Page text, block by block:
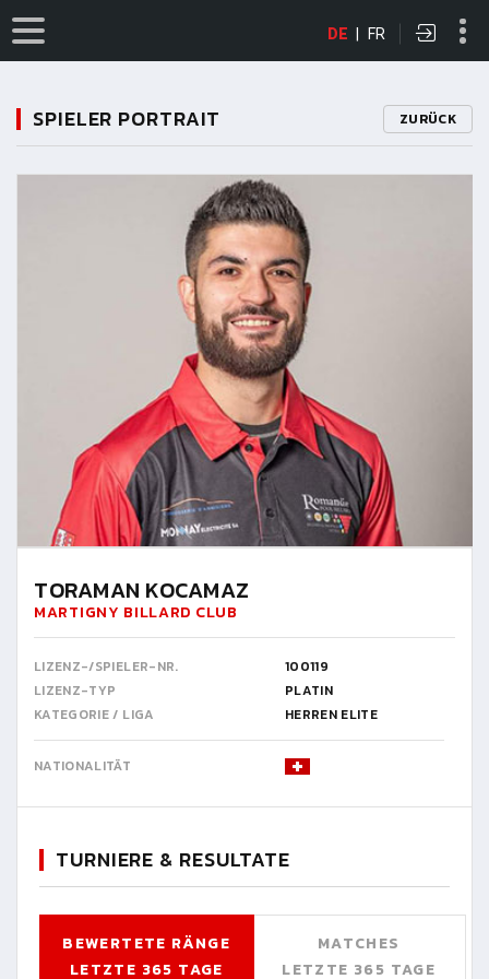
DE | FR
SPIELER PORTRAIT ZURÜCK
TORAMAN KOCAMAZ
MARTIGNY BILLARD CLUB
LIZENZ-/SPIELER-NR.
100119
LIZENZ-TYP
PLATIN
KATEGORIE / LIGA
HERREN ELITE
NATIONALITÄT
TURNIERE & RESULTATE
BEWERTETE RÄNGE
LETZTE 365 TAGE
MATCHES
LETZTE 365 TAGE